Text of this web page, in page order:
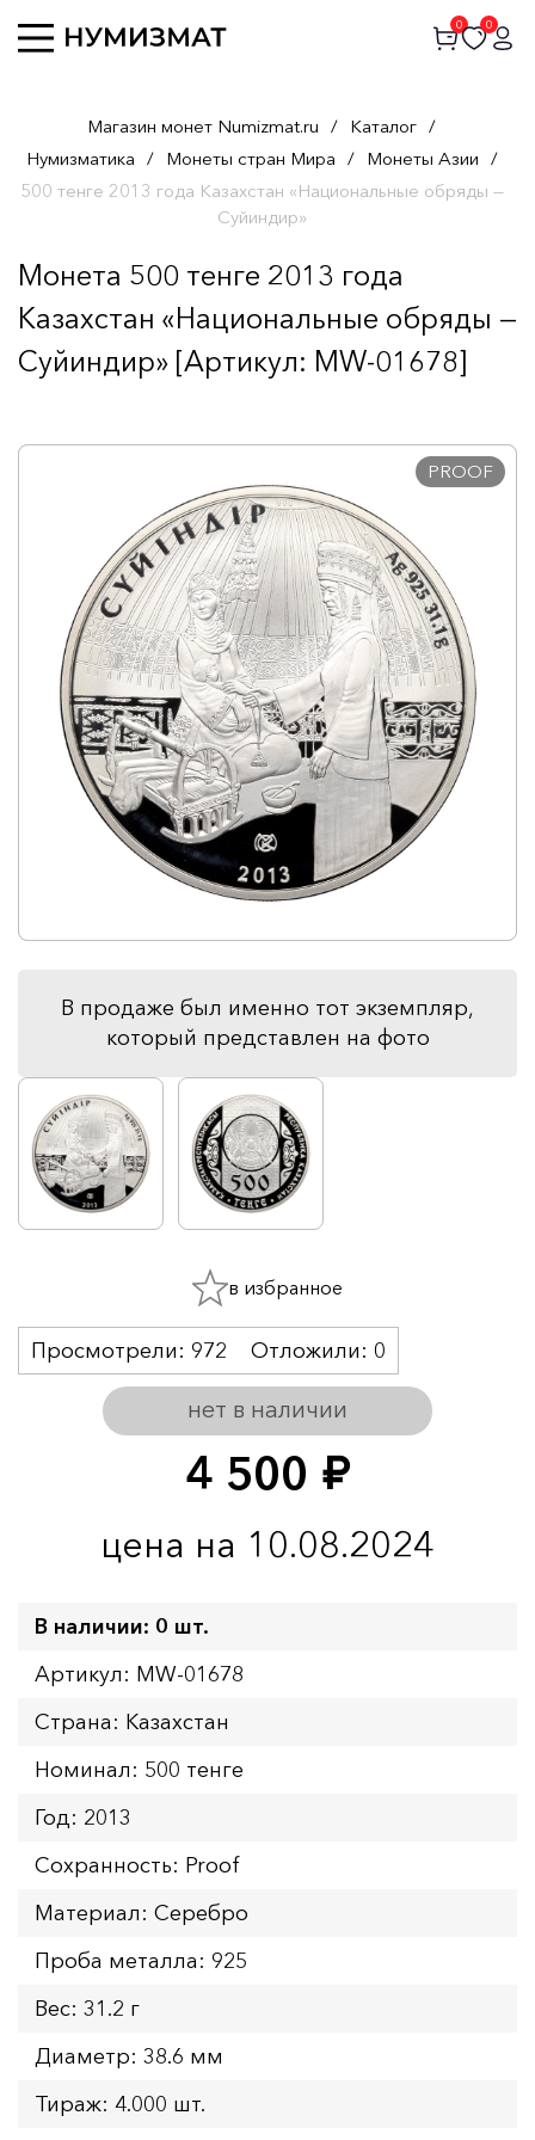
0 0
Магазин монет Numizmat.ru / Каталог /
Нумизматика / Монеты стран Мира / Монеты Азии /
500 тенге 2013 года Казахстан «Национальные обряды —
Суйиндир»
Монета 500 тенге 2013 года
Казахстан «Национальные обряды —
Суйиндир» [Артикул: MW-01678]
PROOF
В продаже был именно тот экземпляр,
который представлен на фото
4 500 руб.
цена на 10.08.2024
нет в наличии
Просмотрели: 972 Отложили: 0
в избранное
В наличии: 0 шт.
Артикул: MW-01678
Страна: Казахстан
Номинал: 500 тенге
Год: 2013
Сохранность: Proof
Материал: Серебро
Проба металла: 925
Вес: 31.2 г
Диаметр: 38.6 мм
Тираж: 4.000 шт.